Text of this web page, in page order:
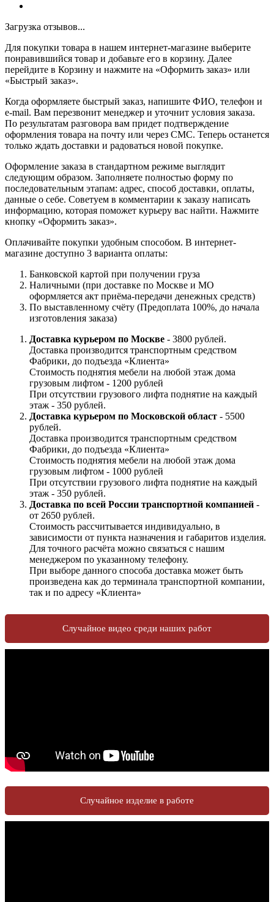
Загрузка отзывов...
Для покупки товара в нашем интернет-магазине выберите
понравившийся товар и добавьте его в корзину. Далее
перейдите в Корзину и нажмите на «Оформить заказ» или
«Быстрый заказ».
Когда оформляете быстрый заказ, напишите ФИО, телефон и
e-mail. Вам перезвонит менеджер и уточнит условия заказа.
По результатам разговора вам придет подтверждение
оформления товара на почту или через СМС. Теперь останется
только ждать доставки и радоваться новой покупке.
Оформление заказа в стандартном режиме выглядит
следующим образом. Заполняете полностью форму по
последовательным этапам: адрес, способ доставки, оплаты,
данные о себе. Советуем в комментарии к заказу написать
информацию, которая поможет курьеру вас найти. Нажмите
кнопку «Оформить заказ».
Оплачивайте покупки удобным способом. В интернет-
магазине доступно 3 варианта оплаты:
Банковской картой при получении груза
Наличными (при доставке по Москве и МО
оформляется акт приёма-передачи денежных средств)
По выставленному счёту (Предоплата 100%, до начала
изготовления заказа)
Доставка курьером по Москве - 3800 рублей.
Доставка производится транспортным средством
Фабрики, до подъезда «Клиента»
Стоимость поднятия мебели на любой этаж дома
грузовым лифтом - 1200 рублей
При отсутствии грузового лифта поднятие на каждый
этаж - 350 рублей.
Доставка курьером по Московской област - 5500
рублей.
Доставка производится транспортным средством
Фабрики, до подъезда «Клиента»
Стоимость поднятия мебели на любой этаж дома
грузовым лифтом - 1000 рублей
При отсутствии грузового лифта поднятие на каждый
этаж - 350 рублей.
Доставка по всей России транспортной компанией -
от 2650 рублей.
Стоимость рассчитывается индивидуально, в
зависимости от пункта назначения и габаритов изделия.
Для точного расчёта можно связаться с нашим
менеджером по указанному телефону.
При выборе данного способа доставка может быть
произведена как до терминала транспортной компании,
так и по адресу «Клиента»
Случайное видео среди наших работ
Случайное изделие в работе